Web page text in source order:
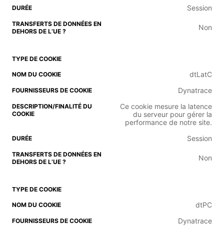
Session
Non
dtLatC
Dynatrace
Ce cookie mesure la latence
du serveur pour gérer la
performance de notre site.
Session
Non
dtPC
Dynatrace